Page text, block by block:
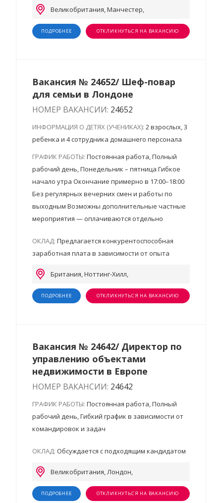
Великобритания, Манчестер,
ПОДРОБНЕЕ ОТКЛИКНУТЬСЯ НА ВАКАНСИЮ
Вакансия № 24652/ Шеф-повар
для семьи в Лондоне
НОМЕР ВАКАНСИИ: 24652
ИНФОРМАЦИЯ О ДЕТЯХ (УЧЕНИКАХ): 2 взрослых, 3
ребенка и 4 сотрудника домашнего персонала
ГРАФИК РАБОТЫ: Постоянная работа, Полный
рабочий день, Понедельник – пятница Гибкое
начало утра Окончание примерно в 17:00–18:00
Без регулярных вечерних смен и работы по
выходным Возможны дополнительные частные
мероприятия — оплачиваются отдельно
ОКЛАД: Предлагается конкурентоспособная
заработная плата в зависимости от опыта
Британия, Ноттинг-Хилл,
ПОДРОБНЕЕ ОТКЛИКНУТЬСЯ НА ВАКАНСИЮ
Вакансия № 24642/ Директор по
управлению объектами
недвижимости в Европе
НОМЕР ВАКАНСИИ: 24642
ГРАФИК РАБОТЫ: Постоянная работа, Полный
рабочий день, Гибкий график в зависимости от
командировок и задач
ОКЛАД: Обсуждается с подходящим кандидатом
Великобритания, Лондон,
ПОДРОБНЕЕ ОТКЛИКНУТЬСЯ НА ВАКАНСИЮ